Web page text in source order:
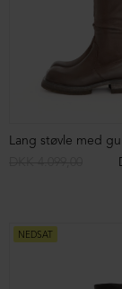
NEDSAT